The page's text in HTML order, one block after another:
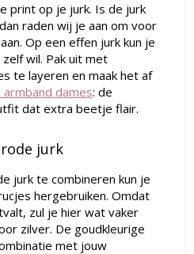
print op je jurk. Is de jurk
raden wij je aan om voor
Op een effen jurk kun je
wil. Pak uit met
te layeren en maak het af
armband dames: de
dat extra beetje flair.
jurk
jurk te combineren kun je
hergebruiken. Omdat
zul je hier wat vaker
zilver. De goudkleurige
met jouw